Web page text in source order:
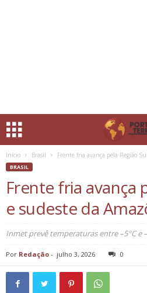
Início Brasil Frente fria avança pela Região
BRASIL
Frente fria avança
e sudeste da
Inmet prevê temperaturas entre –5°C e
Por Redação - julho 3, 2026 0